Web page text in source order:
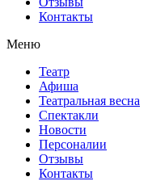
Контакты
Меню
Театр
Афиша
Театральная весна
Спектакли
Новости
Персоналии
Отзывы
Контакты